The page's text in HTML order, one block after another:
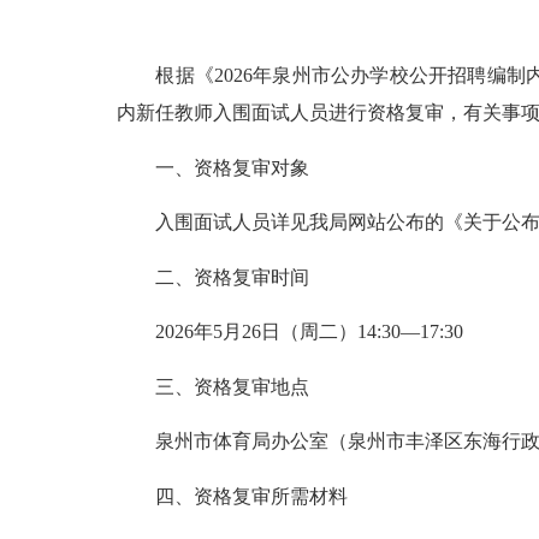
根据《2026年泉州市公办学校公开招聘编制
内新任教师入围面试人员进行资格复审，有关事
一、资格复审对象
入围面试人员详见我局网站公布的《关于公
二、资格复审时间
2026年5月26日（周二）14:30—17:30
三、资格复审地点
泉州市体育局办公室（泉州市丰泽区东海行政
四、资格复审所需材料